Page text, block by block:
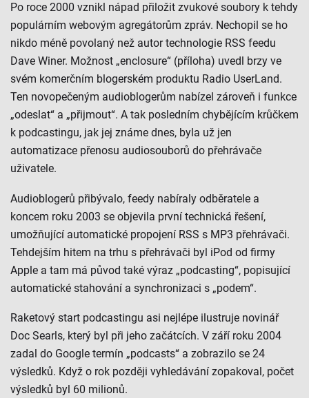
Po roce 2000 vznikl nápad přiložit zvukové soubory k tehdy
populárním webovým agregátorům zpráv. Nechopil se ho
nikdo méně povolaný než autor technologie RSS feedu
Dave Winer. Možnost „enclosure“ (příloha) uvedl brzy ve
svém komerčním blogerském produktu Radio UserLand.
Ten novopečeným audioblogerům nabízel zároveň i funkce
„odeslat“ a „přijmout“. A tak posledním chybějícím krůčkem
k podcastingu, jak jej známe dnes, byla už jen
automatizace přenosu audiosouborů do přehrávače
uživatele.
Audioblogerů přibývalo, feedy nabíraly odběratele a
koncem roku 2003 se objevila první technická řešení,
umožňující automatické propojení RSS s MP3 přehrávači.
Tehdejším hitem na trhu s přehrávači byl iPod od firmy
Apple a tam má původ také výraz „podcasting“, popisující
automatické stahování a synchronizaci s „podem“.
Raketový start podcastingu asi nejlépe ilustruje novinář
Doc Searls, který byl při jeho začátcích. V září roku 2004
zadal do Google termín „podcasts“ a zobrazilo se 24
výsledků. Když o rok později vyhledávání zopakoval, počet
výsledků byl 60 milionů.